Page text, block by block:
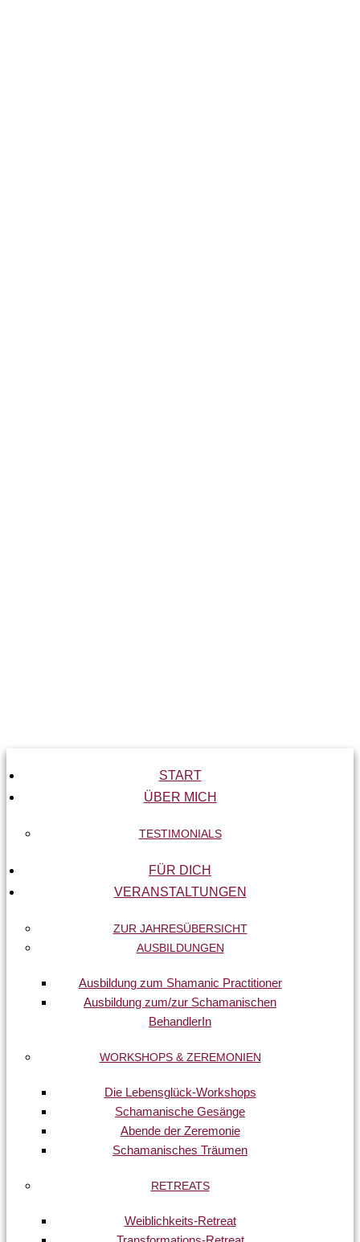
START
ÜBER MICH
TESTIMONIALS
FÜR DICH
VERANSTALTUNGEN
ZUR JAHRESÜBERSICHT
AUSBILDUNGEN
Ausbildung zum Shamanic Practitioner
Ausbildung zum/zur Schamanischen
BehandlerIn
WORKSHOPS & ZEREMONIEN
Die Lebensglück-Workshops
Schamanische Gesänge
Abende der Zeremonie
Schamanisches Träumen
RETREATS
Weiblichkeits-Retreat